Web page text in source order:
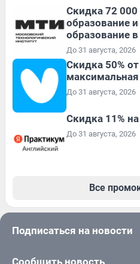
Скидка 72
образование
образование
До 31 августа, 2026
Скидка 50%
До 31 августа, 2026
Скидка 11%
До 31 августа, 2026
Все
Подписаться на новости
Сообщить новость